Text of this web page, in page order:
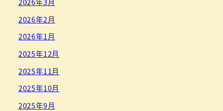
2026年3月
2026年2月
2026年1月
2025年12月
2025年11月
2025年10月
2025年9月